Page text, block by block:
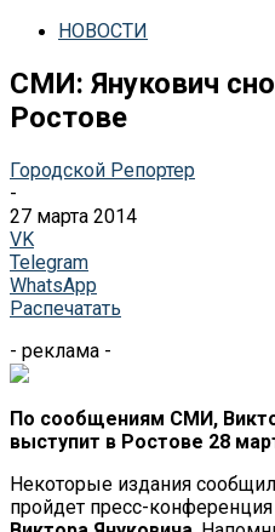
НОВОСТИ
СМИ: Янукович
Ростове
Городской Репортер
-
27 марта 2014
VK
Telegram
WhatsApp
Распечатать
- реклама -
По сообщениям СМИ,
выступит в Ростове 28
Некоторые издания
пройдет пресс-